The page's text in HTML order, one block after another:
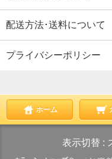
配送方法･送料について
プライバシーポリシー
ホーム
表示切替 :